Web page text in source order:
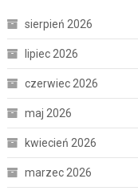
sierpień 2026
lipiec 2026
czerwiec 2026
maj 2026
kwiecień 2026
marzec 2026